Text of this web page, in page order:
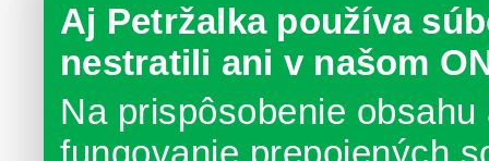
Aj Petržalka používa
nestratili ani v našom
Na prispôsobenie